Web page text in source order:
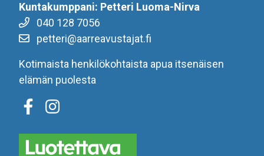
Kuntakumppani: Petteri Luoma-Nirva
040 128 7056
petteri@aarreavustajat.fi
Kotimaista henkilökohtaista apua itsenäisen
elämän puolesta